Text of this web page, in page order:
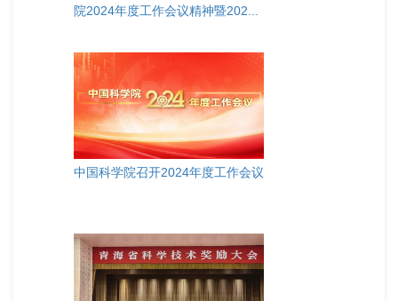
院2024年度工作会议精神暨202...
中国科学院召开2024年度工作会议